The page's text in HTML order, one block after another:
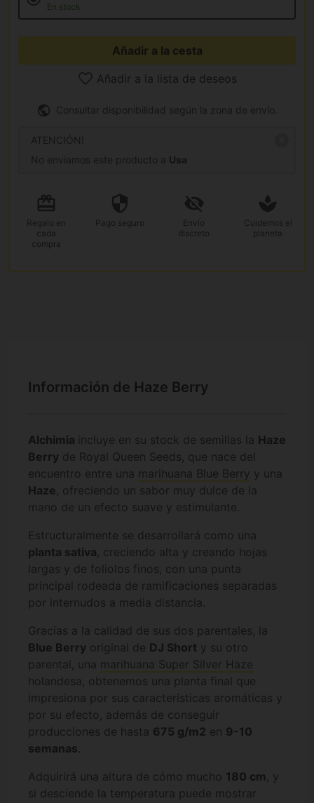
En stock
Añadir a la cesta
Añadir a la lista de deseos
Consultar disponibilidad según la zona de envío.
ATENCIÓN!
No enviamos este producto a Usa
Regalo en
cada
compra
Pago seguro
Envío
discreto
Cuidemos el
planeta
Información de Haze Berry
Alchimia incluye en su stock de semillas la Haze
Berry de Royal Queen Seeds, que nace del
encuentro entre una
marihuana Blue Berry y una
Haze, ofreciendo un sabor muy dulce de la
mano de un efecto suave y estimulante.
Estructuralmente se desarrollará como una
planta sativa, creciendo alta y creando hojas
largas y de foliolos finos, con una punta
principal rodeada de ramificaciones separadas
por internudos a media distancia.
Gracias a la calidad de sus dos parentales, la
Blue Berry original de DJ Short y su otro
parental, una
marihuana Super Silver Haze
holandesa, obtenemos una planta final que
impresiona por sus características aromáticas y
por su efecto, además de conseguir
producciones de hasta 675 g/m2 en 9-10
semanas.
Adquirirá una altura de cómo mucho 180 cm , y
si desciende la temperatura puede mostrar